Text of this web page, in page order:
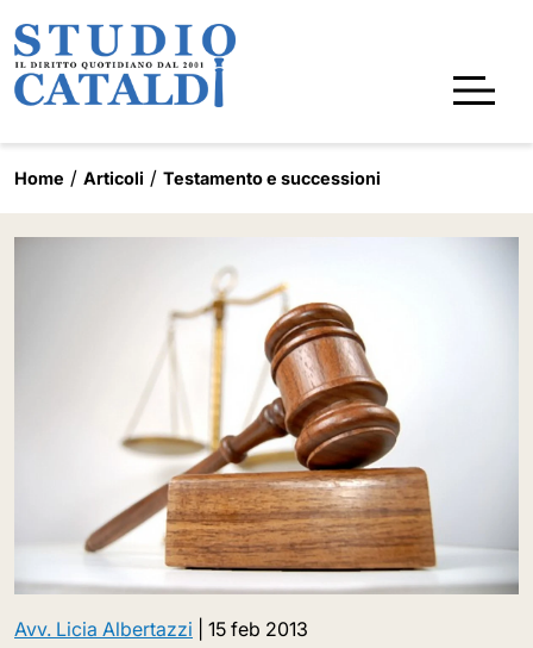
Home Articoli Testamento e successioni
Avv. Licia Albertazzi 15 feb 2013